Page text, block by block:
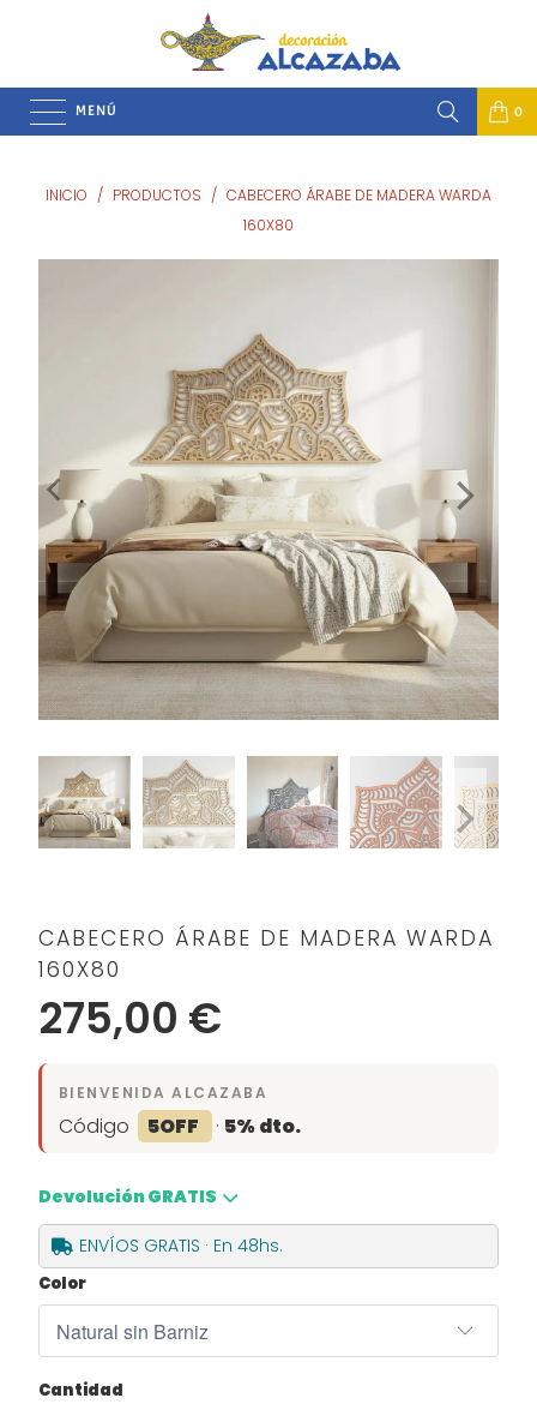
MENÚ 0
INICIO / PRODUCTOS / CABECERO ÁRABE DE MADERA WARDA
160X80
CABECERO ÁRABE DE MADERA WARDA
160X80
275,00 €
BIENVENIDA ALCAZABA
Código 5OFF · 5% dto.
Devolución GRATIS
ENVÍOS GRATIS · En 48hs.
Color
Cantidad